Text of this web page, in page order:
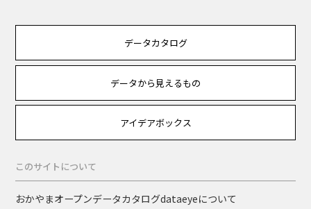
データカタログ
データから見えるもの
アイデアボックス
このサイトについて
おかやまオープンデータカタログdataeyeについて